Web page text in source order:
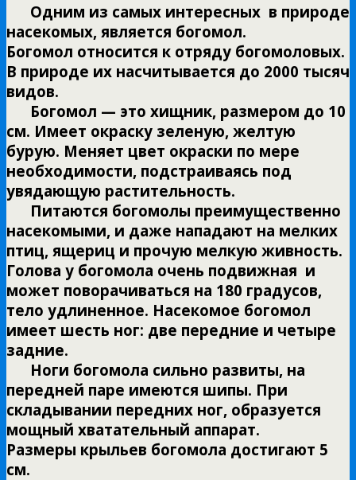
Одним из самых интересных в природе
насекомых, является богомол.
Богомол относится к отряду богомоловых.
В природе их насчитывается до 2000 тысяч
видов.
Богомол — это хищник, размером до 10
см. Имеет окраску зеленую, желтую
бурую. Меняет цвет окраски по мере
необходимости, подстраиваясь под
увядающую растительность.
Питаются богомолы преимущественно
насекомыми, и даже нападают на мелких
птиц, ящериц и прочую мелкую живность.
Голова у богомола очень подвижная и
может поворачиваться на 180 градусов,
тело удлиненное. Насекомое богомол
имеет шесть ног: две передние и четыре
задние.
Ноги богомола сильно развиты, на
передней паре имеются шипы. При
складывании передних ног, образуется
мощный хватательный аппарат.
Размеры крыльев богомола достигают 5
см.